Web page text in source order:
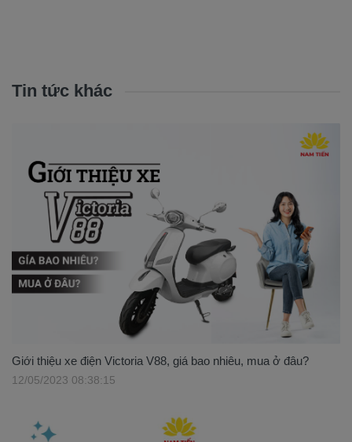
Tin tức khác
Giới thiệu xe điện Victoria V88, giá bao nhiêu, mua ở đâu?
12/05/2023 08:38:15